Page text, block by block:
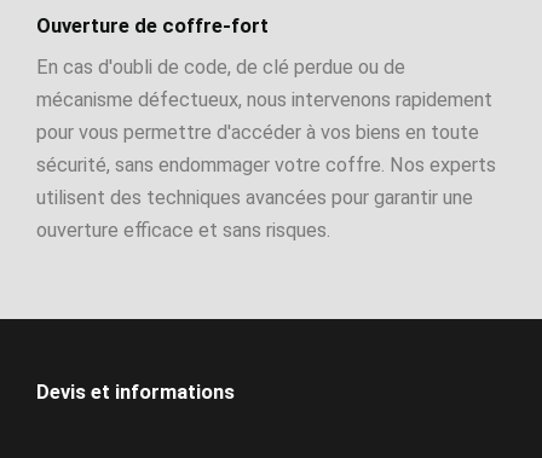
Ouverture de coffre-fort
En cas d'oubli de code, de clé perdue ou de
mécanisme défectueux, nous intervenons rapidement
pour vous permettre d'accéder à vos biens en toute
sécurité, sans endommager votre coffre. Nos experts
utilisent des techniques avancées pour garantir une
ouverture efficace et sans risques.
Devis et informations